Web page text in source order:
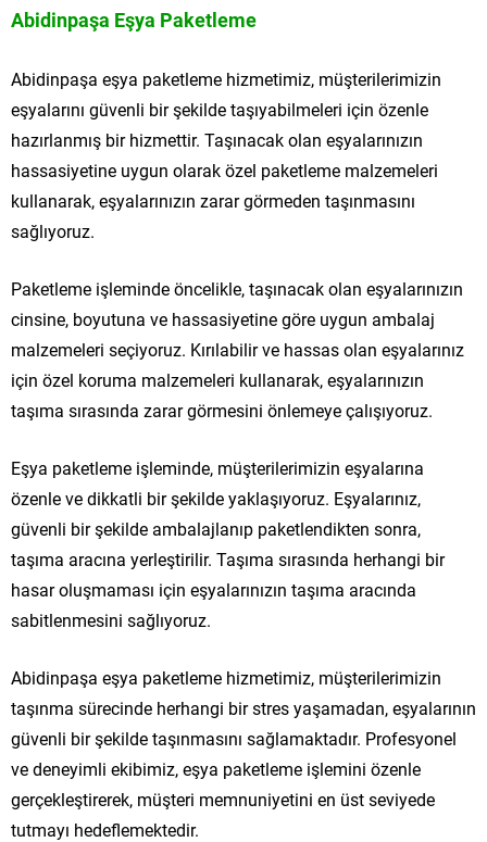
Abidinpaşa Eşya Paketleme
Abidinpaşa eşya paketleme hizmetimiz, müşterilerimizin
eşyalarını güvenli bir şekilde taşıyabilmeleri için özenle
hazırlanmış bir hizmettir. Taşınacak olan eşyalarınızın
hassasiyetine uygun olarak özel paketleme malzemeleri
kullanarak, eşyalarınızın zarar görmeden taşınmasını
sağlıyoruz.
Paketleme işleminde öncelikle, taşınacak olan eşyalarınızın
cinsine, boyutuna ve hassasiyetine göre uygun ambalaj
malzemeleri seçiyoruz. Kırılabilir ve hassas olan eşyalarınız
için özel koruma malzemeleri kullanarak, eşyalarınızın
taşıma sırasında zarar görmesini önlemeye çalışıyoruz.
Eşya paketleme işleminde, müşterilerimizin eşyalarına
özenle ve dikkatli bir şekilde yaklaşıyoruz. Eşyalarınız,
güvenli bir şekilde ambalajlanıp paketlendikten sonra,
taşıma aracına yerleştirilir. Taşıma sırasında herhangi bir
hasar oluşmaması için eşyalarınızın taşıma aracında
sabitlenmesini sağlıyoruz.
Abidinpaşa eşya paketleme hizmetimiz, müşterilerimizin
taşınma sürecinde herhangi bir stres yaşamadan, eşyalarının
güvenli bir şekilde taşınmasını sağlamaktadır. Profesyonel
ve deneyimli ekibimiz, eşya paketleme işlemini özenle
gerçekleştirerek, müşteri memnuniyetini en üst seviyede
tutmayı hedeflemektedir.